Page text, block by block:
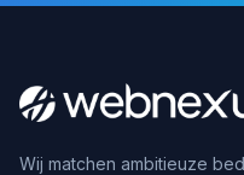
Wij matchen ambitieuze